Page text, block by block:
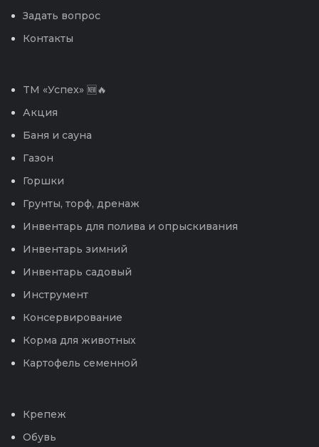
Задать вопрос
Контакты
TM «Успех» 🆕🔥
Акция
Баня и сауна
Газон
Горшки
Грунты, торф, дренаж
Инвентарь для полива и опрыскивания
Инвентарь зимний
Инвентарь садовый
Инструмент
Консервирование
Корма для животных
Картофель семенной
Крепеж
Обувь